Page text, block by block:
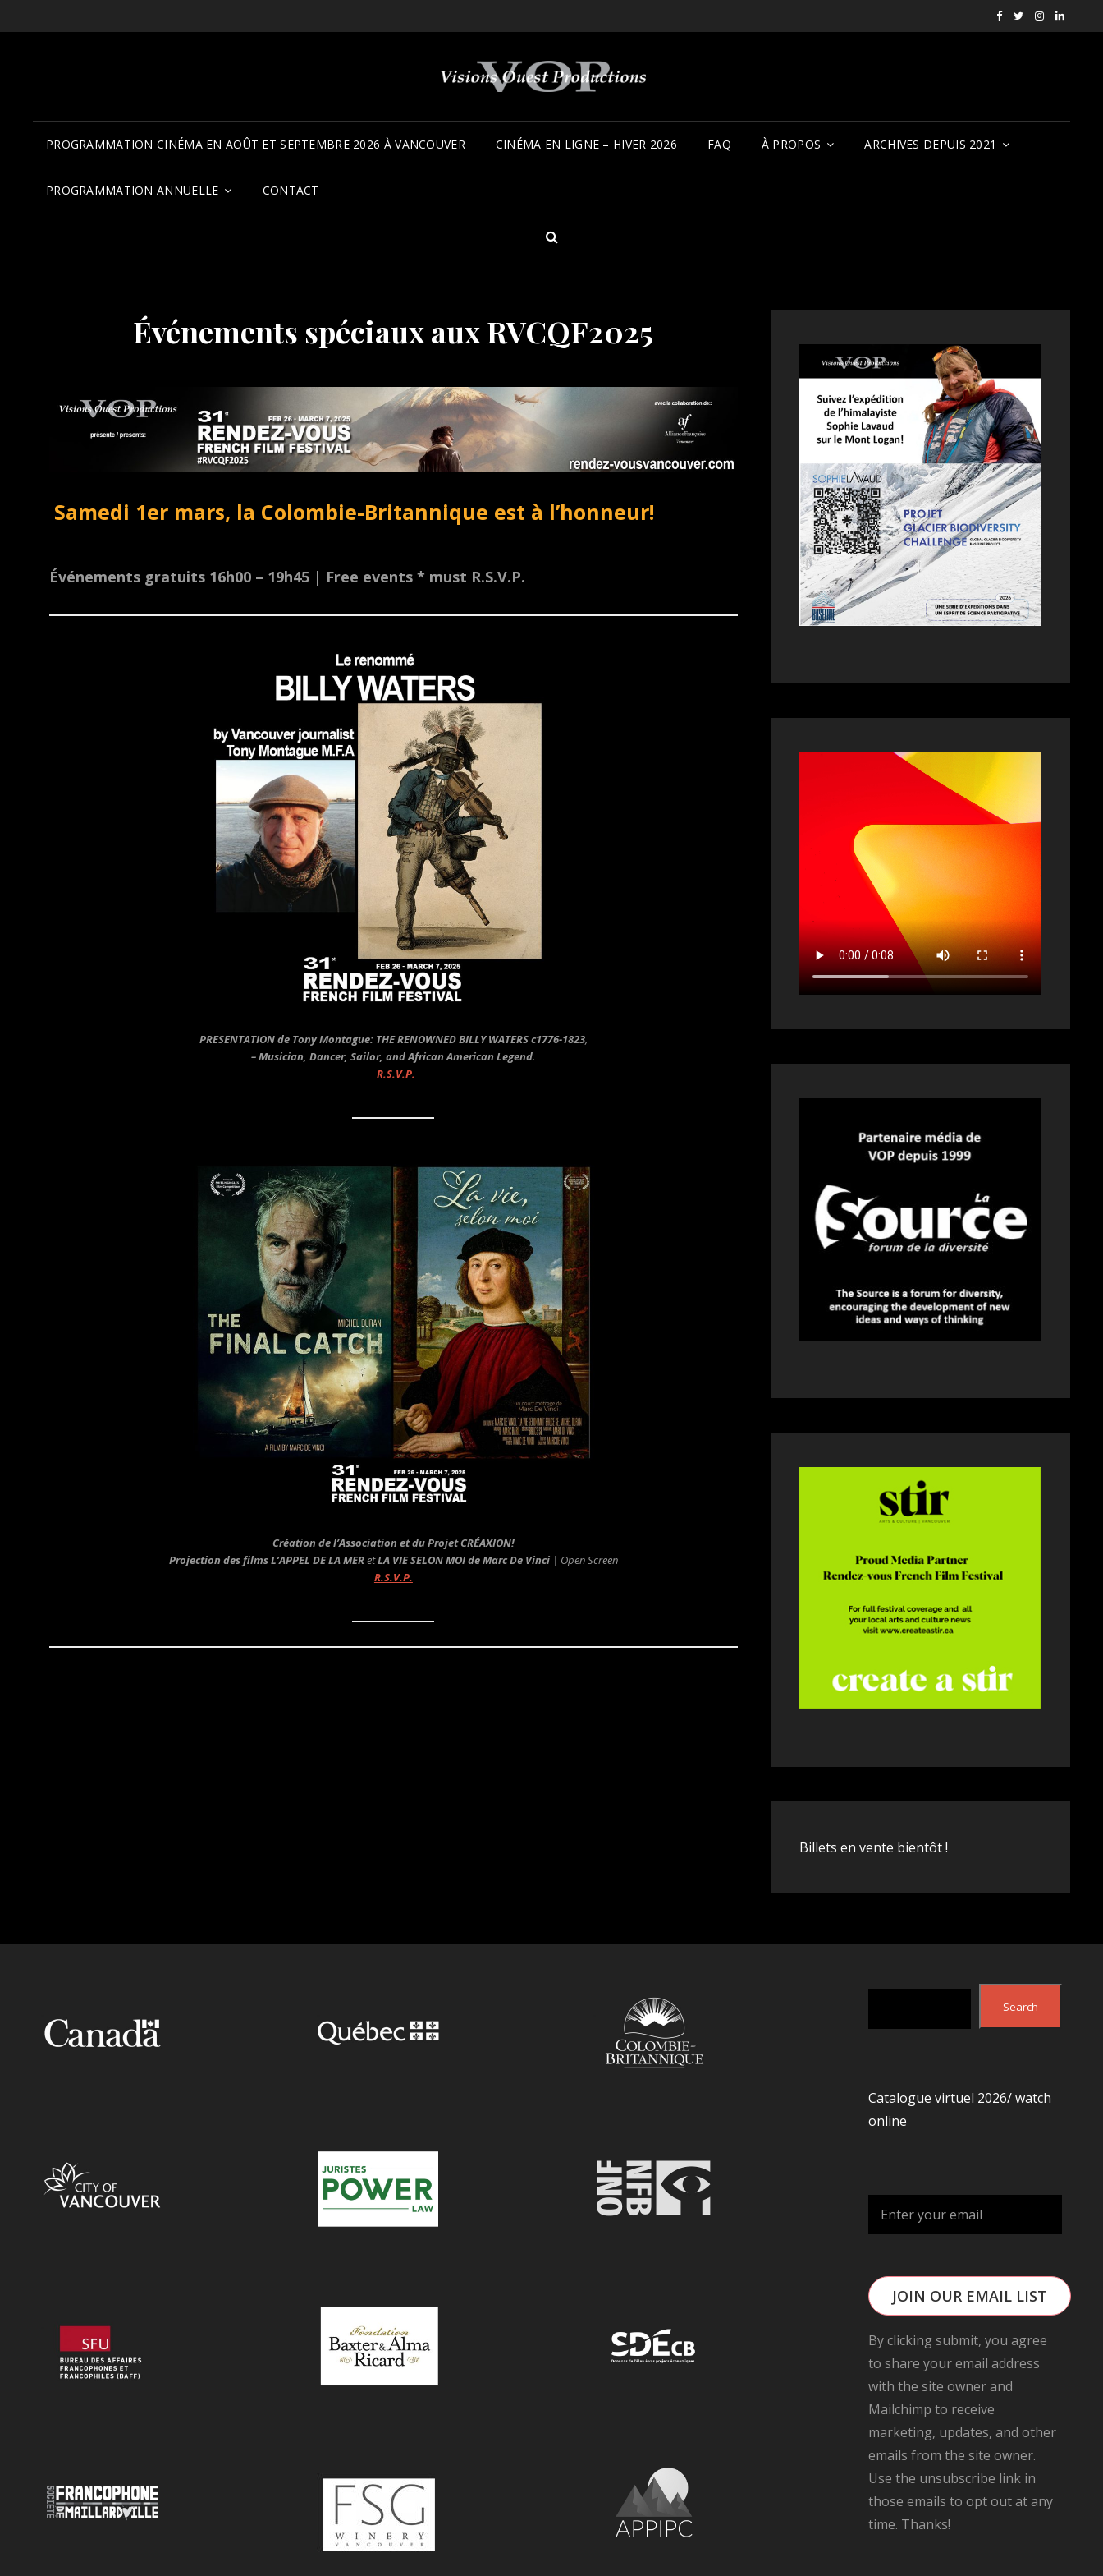
Facebook
X Instagram
VOP
PROGRAMMATION CINÉMA EN AOÛT ET SEPTEMBRE 2026 À VANCOUVER CINÉMA EN LIGNE – HIVER 2026 FAQ À PROPOS ARCHIVES DEPUIS 2021
PROGRAMMATION ANNUELLE CONTACT
SEARCH
Événements spéciaux aux RVCQF2025
Samedi 1er mars, la Colombie-Britannique est à l’honneur!
Événements gratuits 16h00 – 19h45 | Free events * must R.S.V.P.
PRESENTATIONde Tony Montague: THE RENOWNED BILLY WATERS c1776-1823,
– Musician, Dancer, Sailor, and African American Legend.
R.S.V.P.
Création de l’Association et du Projet CRÉAXION!
Projection des films L’APPEL DE LA MERetLA VIE SELON MOIde Marc De Vinci| Open Screen
R.S.V.P.
Billets en vente bientôt !
Search
Search
Catalogue virtuel 2026/ watch
online
JOIN OUR EMAIL LIST
By clicking submit, you agree
to share your email address
with the site owner and
Mailchimp to receive
marketing, updates, and other
emails from the site owner.
Use the unsubscribe link in
those emails to opt out at any
time. Thanks!